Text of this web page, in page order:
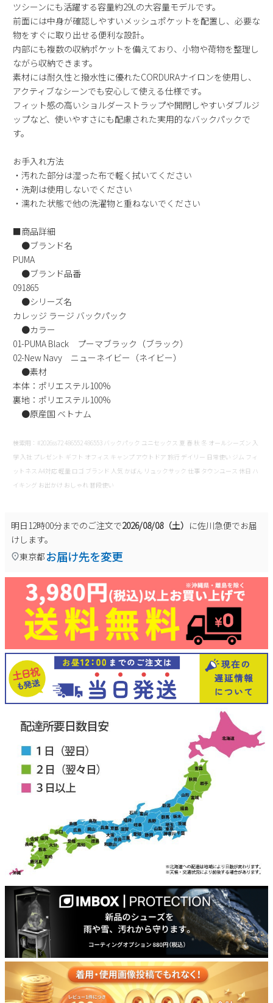
2026 年9月
日 月 火 水
1
2 3 4
5
6
7
13
14 15 16 17 18
20
21 22 23 24 25
26
27
28 29 30
新規会員登録
会社概要
プライバシーポリシー
特定商取引法に基づく表示
お問い合わせ
ツシーンにも活躍する容量約29Lの大容量モデルです。
前面には中身が確認しやすいメッシュポケットを配置し、必要な
物をすぐに取り出せる便利な設計。
内部にも複数の収納ポケットを備えており、小物や荷物を整理し
ながら収納できます。
素材には耐久性と撥水性に優れたCORDURAナイロンを使用し、
アクティブなシーンでも安心して使える仕様です。
フィット感の高いショルダーストラップや開閉しやすいダブルジ
ップなど、使いやすさにも配慮された実用的なバックパックで
す。
お手入れ方法
・汚れた部分は湿った布で軽く拭いてください
・洗剤は使用しないでください
・濡れた状態で他の洗濯物と重ねないでください
■商品詳細
●ブランド名
PUMA
●ブランド品番
091865
●シリーズ名
カレッジ ラージ バックパック
●カラー
01-PUMA Black プーマブラック（ブラック）
02-New Navy ニューネイビー（ネイビー）
●素材
本体：ポリエステル100%
裏地：ポリエステル100%
●原産国 ベトナム
検索用：#2026ss72 486552 486553 バックパック ユニセックス 夏 春 秋 冬 オールシーズン 入
学 入社 プレゼント ギフト オフィス キャンプ アウトドア 旅行 デイリー 日常使い ジム フィ
ットネス A4対応 軽量 ロゴ ブランド 人気 かばん リュックサック 仕事 タウンユース 休日 ハ
イキング お出かけ おしゃれ 普段使い
明日12時00分までのご注文で2026/08/08（土） に佐川急便でお届
けします。
東京都 お届け先を変更